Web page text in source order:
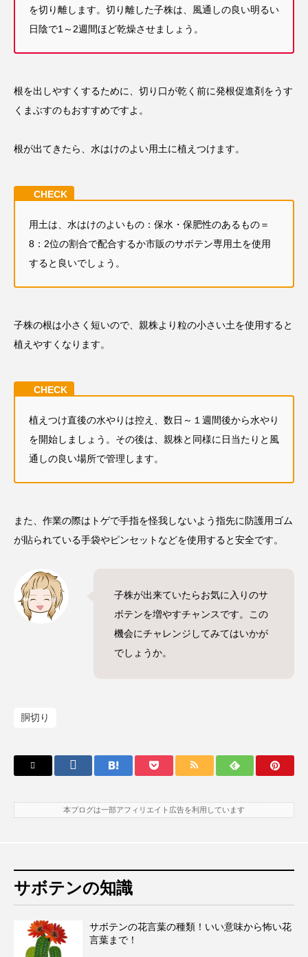
を切り離します。 切り離した子株は、風通しの良い明るい
日陰で1～2週間ほど乾燥させましょう。
根を出しやすくするために、切り口が乾く前に発根促進剤をうす
くまぶすのもおすすめですよ。
根が出てきたら、水はけのよい用土に植えつけます。
用土は、水はけのよいもの：保水・保肥性のあるもの＝
8：2位の割合で配合するか市販のサボテン専用土を使用
すると良いでしょう。
子株の根は小さく短いので、親株より粒の小さい土を使用すると
植えやすくなります。
植えつけ直後の水やりは控え、数日～１週間後から水やり
を開始しましょう。 その後は、親株と同様に日当たりと風
通しの良い場所で管理します。
また、作業の際はトゲで手指を怪我しないよう指先に防護用ゴム
が貼られている手袋やピンセットなどを使用すると安全です。
子株が出来ていたらお気に入りのサ
ボテンを増やすチャンスです。この
機会にチャレンジしてみてはいかが
でしょうか。
胴切り
本ブログは一部アフィリエイト広告を利用しています
サボテンの知識
サボテンの花言葉の種類！いい意味から怖い花
言葉まで！